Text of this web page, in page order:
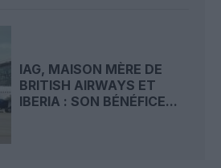
IAG, MAISON MÈRE DE
BRITISH AIRWAYS ET
IBERIA : SON BÉNÉFICE...